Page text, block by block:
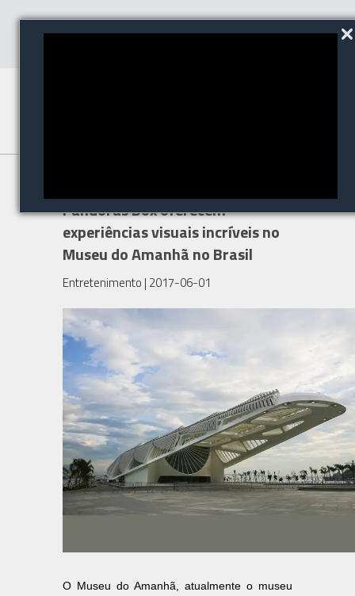
Pandoras Box oferecem
experiências visuais incríveis no
Museu do Amanhã no Brasil
Entretenimento | 2017-06-01
O Museu do Amanhã, atualmente o museu